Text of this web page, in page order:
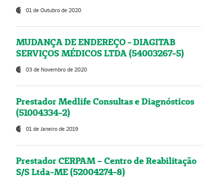
01 de Outubro de 2020
MUDANÇA DE ENDEREÇO - DIAGITAB
SERVIÇOS MÉDICOS LTDA (54003267-5)
03 de Novembro de 2020
Prestador Medlife Consultas e Diagnósticos
(51004334-2)
01 de Janeiro de 2019
Prestador CERPAM – Centro de Reabilitação
S/S Ltda-ME (52004274-8)